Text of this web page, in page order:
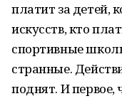
платит за детей,
искусств, кто
спортивные
странные.
поднят. И первое,